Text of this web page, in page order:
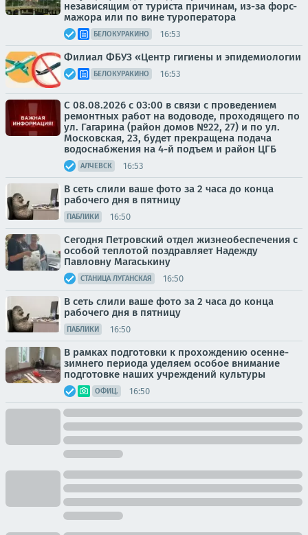
независящим от туриста причинам, из-за форс-
мажора или по вине туроператора
БЕЛОКУРАКИНО 16:53
Филиал ФБУЗ «Центр гигиены и эпидемиологии
БЕЛОКУРАКИНО 16:53
С 08.08.2026 с 03:00 в связи с проведением
ремонтных работ на водоводе, проходящего по
ул. Гагарина (район домов №22, 27) и по ул.
Московская, 23, будет прекращена подача
водоснабжения на 4-й подъем и район ЦГБ
АЛЧЕВСК 16:53
В сеть слили ваше фото за 2 часа до конца
рабочего дня в пятницу
ПАБЛИКИ 16:50
Сегодня Петровский отдел жизнеобеспечения с
особой теплотой поздравляет Надежду
Павловну Магаськину
СТАНИЦА ЛУГАНСКАЯ 16:50
В сеть слили ваше фото за 2 часа до конца
рабочего дня в пятницу
ПАБЛИКИ 16:50
В рамках подготовки к прохождению осенне-
зимнего периода уделяем особое внимание
подготовке наших учреждений культуры
ОФИЦ. 16:50